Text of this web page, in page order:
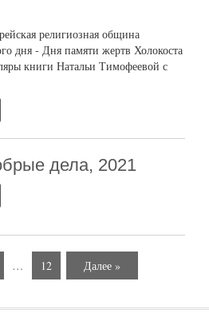
религиозная община
дня - Дня памяти жертв Холокоста
книги Натальи Тимофеевой с
дела, 2021
… 12 Далее »